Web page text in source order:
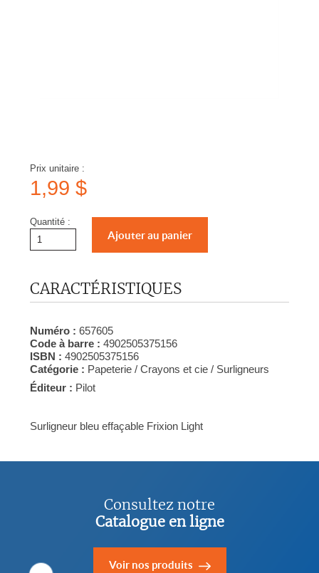
Prix unitaire :
1,99 $
Quantité :
CARACTÉRISTIQUES
Numéro : 657605
Code à barre : 4902505375156
ISBN : 4902505375156
Catégorie : Papeterie / Crayons et cie / Surligneurs
Éditeur : Pilot
Surligneur bleu effaçable Frixion Light
Consultez notre
Catalogue en ligne
Voir nos produits